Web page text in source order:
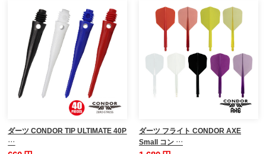
ダーツ CONDOR TIP ULTIMATE 40P
…
ダーツ フライト CONDOR AXE
Small コン …